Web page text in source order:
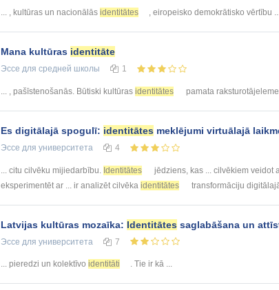
... , kultūras un nacionālās identitātes , eiropeisko demokrātisko vērtību
Mana kultūras identitāte
Эссе для средней школы 1
... , pašīstenošanās. Būtiski kultūras identitātes pamata
Es digitālajā spogulī: identitātes meklējumi virtuālajā
Эссе для университета 4
... citu cilvēku mijiedarbību. Identitātes jēdziens, kas ... cilvēkiem veidot
eksperimentēt ar ... ir analizēt cilvēka identitātes transformāciju
Latvijas kultūras mozaīka: Identitātes saglabāšana un
Эссе для университета 7
... pieredzi un kolektīvo identitāti . Tie ir kā ...